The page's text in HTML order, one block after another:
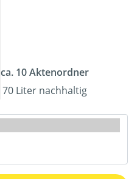
ca. 10 Aktenordner
70 Liter nachhaltig